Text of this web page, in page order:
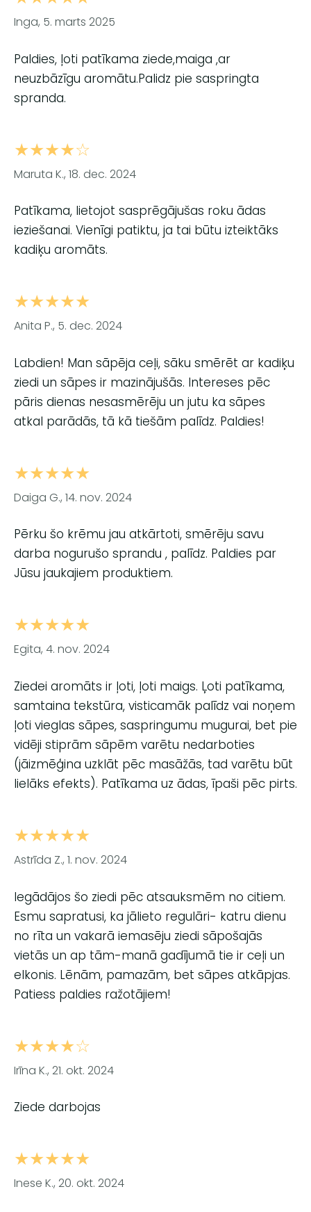
Inga, 5. marts 2025
Paldies, ļoti patīkama ziede,maiga ,ar
neuzbāzīgu aromātu.Palidz pie saspringta
spranda.
★★★★☆
Maruta K., 18. dec. 2024
Patīkama, lietojot sasprēgājušas roku ādas
ieziešanai. Vienīgi patiktu, ja tai būtu izteiktāks
kadiķu aromāts.
★★★★★
Anita P., 5. dec. 2024
Labdien! Man sāpēja ceļi, sāku smērēt ar kadiķu
ziedi un sāpes ir mazinājušās. Intereses pēc
pāris dienas nesasmērēju un jutu ka sāpes
atkal parādās, tā kā tiešām palīdz. Paldies!
★★★★★
Daiga G., 14. nov. 2024
Pērku šo krēmu jau atkārtoti, smērēju savu
darba nogurušo sprandu , palīdz. Paldies par
Jūsu jaukajiem produktiem.
★★★★★
Egita, 4. nov. 2024
Ziedei aromāts ir ļoti, ļoti maigs. Ļoti patīkama,
samtaina tekstūra, visticamāk palīdz vai noņem
ļoti vieglas sāpes, saspringumu mugurai, bet pie
vidēji stiprām sāpēm varētu nedarboties
(jāizmēģina uzklāt pēc masāžās, tad varētu būt
lielāks efekts). Patīkama uz ādas, īpaši pēc pirts.
★★★★★
Astrīda Z., 1. nov. 2024
Iegādājos šo ziedi pēc atsauksmēm no citiem.
Esmu sapratusi, ka jālieto regulāri- katru dienu
no rīta un vakarā iemasēju ziedi sāpošajās
vietās un ap tām-manā gadījumā tie ir ceļi un
elkonis. Lēnām, pamazām, bet sāpes atkāpjas.
Patiess paldies ražotājiem!
★★★★☆
Irīna K., 21. okt. 2024
Ziede darbojas
★★★★★
Inese K., 20. okt. 2024